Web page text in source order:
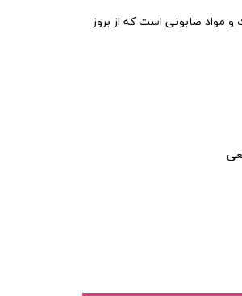
و مواد صابونی است که از بروز